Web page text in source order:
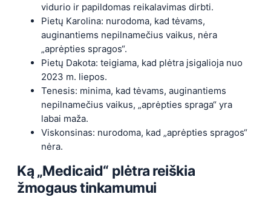
vidurio ir papildomas reikalavimas dirbti.
Pietų Karolina: nurodoma, kad tėvams,
auginantiems nepilnamečius vaikus, nėra
„aprėpties spragos“.
Pietų Dakota: teigiama, kad plėtra įsigalioja nuo
2023 m. liepos.
Tenesis: minima, kad tėvams, auginantiems
nepilnamečius vaikus, „aprėpties spraga“ yra
labai maža.
Viskonsinas: nurodoma, kad „aprėpties spragos“
nėra.
Ką „Medicaid“ plėtra reiškia
žmogaus tinkamumui